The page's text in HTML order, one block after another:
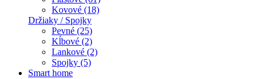
Kovové (18)
Držiaky / Spojky
Pevné (25)
Kĺbové (2)
Lankové (2)
Spojky (5)
Smart home